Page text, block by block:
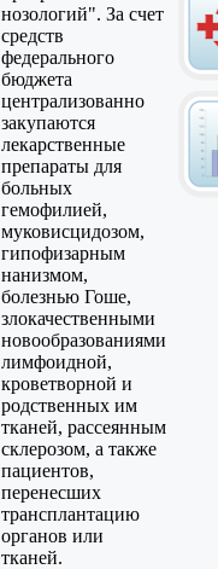
нозологий". За счет
средств
федерального
бюджета
централизованно
закупаются
лекарственные
препараты для
больных
гемофилией,
муковисцидозом,
гипофизарным
нанизмом,
болезнью Гоше,
злокачественными
новообразованиями
лимфоидной,
кроветворной и
родственных им
тканей, рассеянным
склерозом, а также
пациентов,
перенесших
трансплантацию
органов или
тканей.